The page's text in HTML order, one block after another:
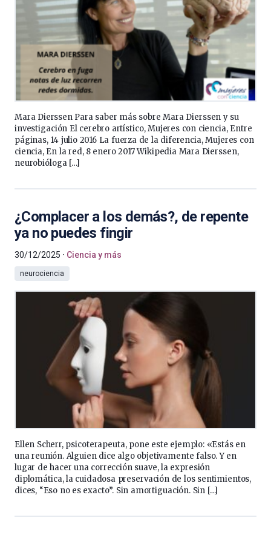
Mara Dierssen Para saber más sobre Mara Dierssen y su
investigación El cerebro artístico, Mujeres con ciencia, Entre
páginas, 14 julio 2016 La fuerza de la diferencia, Mujeres con
ciencia, En la red, 8 enero 2017 Wikipedia Mara Dierssen,
neurobióloga […]
¿Complacer a los demás?, de repente
ya no puedes fingir
30/12/2025 Ciencia y más
neurociencia
Ellen Scherr, psicoterapeuta, pone este ejemplo: «Estás en
una reunión. Alguien dice algo objetivamente falso. Y en
lugar de hacer una corrección suave, la expresión
diplomática, la cuidadosa preservación de los sentimientos,
dices, “Eso no es exacto”. Sin amortiguación. Sin […]